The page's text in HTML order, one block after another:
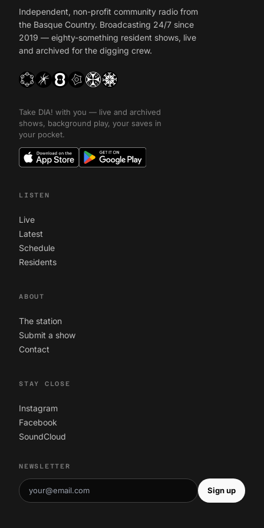
Independent, non-profit community radio from
the Basque Country. Broadcasting 24/7 since
2019 — eighty-something resident shows, live
and archived for the digging crew.
Take DIA! with you — live and archived
shows, background play, your saves in
your pocket.
LISTEN
Live
Latest
Schedule
Residents
ABOUT
The station
Submit a show
Contact
STAY CLOSE
Instagram
Facebook
SoundCloud
NEWSLETTER
Sign up